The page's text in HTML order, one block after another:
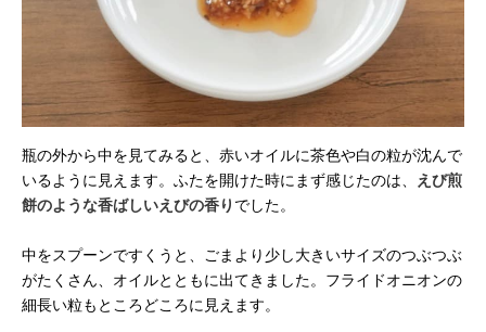
瓶の外から中を見てみると、赤いオイルに茶色や白の粒が沈んで
いるように見えます。ふたを開けた時にまず感じたのは、
えび煎
餅のような香ばしいえびの香り でした。
中をスプーンですくうと、ごまより少し大きいサイズのつぶつぶ
がたくさん、オイルとともに出てきました。フライドオニオンの
細長い粒もところどころに見えます。